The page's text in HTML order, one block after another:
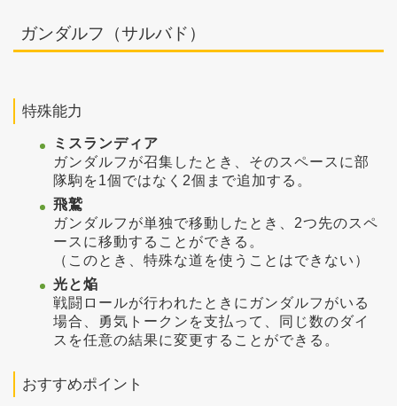
ガンダルフ（サルバド）
特殊能力
ミスランディア
ガンダルフが召集したとき、そのスペースに部
隊駒を1個ではなく2個まで追加する。
飛鷲
ガンダルフが単独で移動したとき、2つ先のスペ
ースに移動することができる。
（このとき、特殊な道を使うことはできない）
光と焔
戦闘ロールが行われたときにガンダルフがいる
場合、勇気トークンを支払って、同じ数のダイ
スを任意の結果に変更することができる。
おすすめポイント